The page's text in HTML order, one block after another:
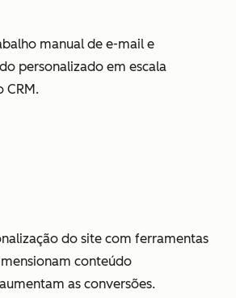
manual de e-mail e
personalizado em escala
CRM.
do site com ferramentas
conteúdo
as conversões.